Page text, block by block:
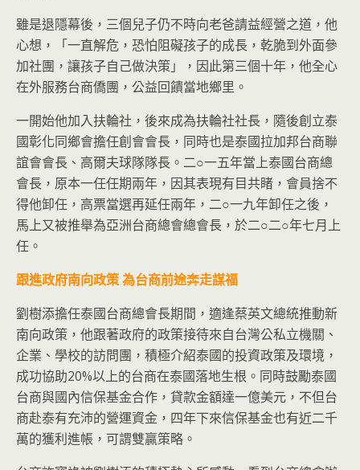
雖是退隱幕後，三個兒子仍不時向老爸請益經營之道，他
心想，「一直解危，恐怕阻礙孩子的成長，乾脆到外面參
加社團，讓孩子自己做決策」，因此第三個十年，他全心
在外服務台商僑團，公益回饋當地鄉里。
一開始他加入扶輪社，後來成為扶輪社社長，隨後創立泰
國彰化同鄉會擔任創會會長，同時也是泰國拉加邦台商聯
誼會會長、高爾夫球隊隊長。二○一五年當上泰國台商總
會長，原本一任任期兩年，因其表現有目共睹，會員捨不
得他卸任，高票當選再延任兩年，二○一九年卸任之後，
馬上又被推舉為亞洲台商總會總會長，於二○二○年七月上
任。
跟進政府南向政策為台商前途奔走謀福
劉樹添擔任泰國台商總會長期間，適逢蔡英文總統推動新
南向政策，他跟著政府的政策接待來自台灣公私立機關、
企業、學校的訪問團，積極介紹泰國的投資政策及環境，
成功協助20%以上的台商在泰國落地生根。同時鼓勵泰國
台商與國內信保基金合作，貸款金額達一億美元，不但台
商赴泰有充沛的營運資金，四年下來信保基金也有近二千
萬的獲利進帳，可謂雙贏策略。